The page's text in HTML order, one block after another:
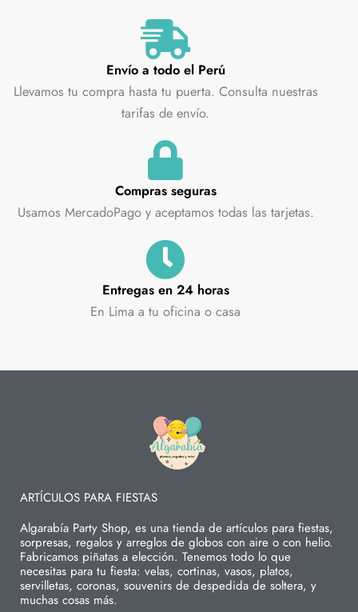
Envío a todo el Perú
Llevamos tu compra hasta tu puerta. Consulta nuestras
tarifas de envío.
Compras seguras
Usamos MercadoPago y aceptamos todas las tarjetas.
Entregas en 24 horas
En Lima a tu oficina o casa
ARTÍCULOS PARA FIESTAS
Algarabía Party Shop, es una tienda de artículos para fiestas,
sorpresas, regalos y arreglos de globos con aire o con helio.
Fabricamos piñatas a elección. Tenemos todo lo que
necesitas para tu fiesta: velas, cortinas, vasos, platos,
servilletas, coronas, souvenirs de despedida de soltera, y
muchas cosas más.